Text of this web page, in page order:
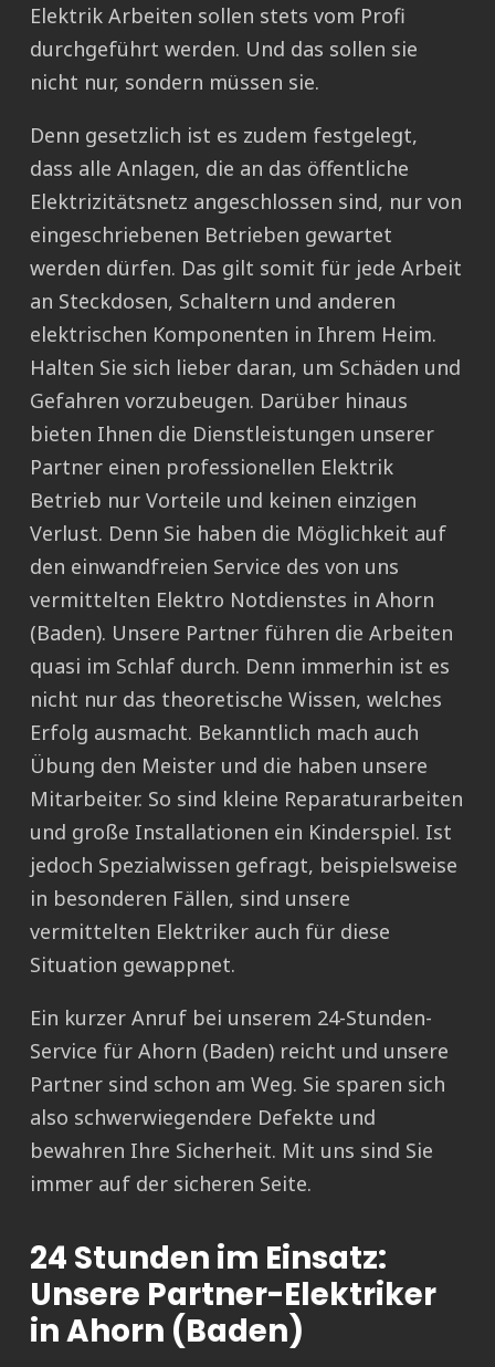
Elektrik Arbeiten sollen stets vom Profi
durchgeführt werden. Und das sollen sie
nicht nur, sondern müssen sie.
Denn gesetzlich ist es zudem festgelegt,
dass alle Anlagen, die an das öffentliche
Elektrizitätsnetz angeschlossen sind, nur von
eingeschriebenen Betrieben gewartet
werden dürfen. Das gilt somit für jede Arbeit
an Steckdosen, Schaltern und anderen
elektrischen Komponenten in Ihrem Heim.
Halten Sie sich lieber daran, um Schäden und
Gefahren vorzubeugen. Darüber hinaus
bieten Ihnen die Dienstleistungen unserer
Partner einen professionellen Elektrik
Betrieb nur Vorteile und keinen einzigen
Verlust. Denn Sie haben die Möglichkeit auf
den einwandfreien Service des von uns
vermittelten Elektro Notdienstes in Ahorn
(Baden). Unsere Partner führen die Arbeiten
quasi im Schlaf durch. Denn immerhin ist es
nicht nur das theoretische Wissen, welches
Erfolg ausmacht. Bekanntlich mach auch
Übung den Meister und die haben unsere
Mitarbeiter. So sind kleine Reparaturarbeiten
und große Installationen ein Kinderspiel. Ist
jedoch Spezialwissen gefragt, beispielsweise
in besonderen Fällen, sind unsere
vermittelten Elektriker auch für diese
Situation gewappnet.
Ein kurzer Anruf bei unserem 24-Stunden-
Service für Ahorn (Baden) reicht und unsere
Partner sind schon am Weg. Sie sparen sich
also schwerwiegendere Defekte und
bewahren Ihre Sicherheit. Mit uns sind Sie
immer auf der sicheren Seite.
24 Stunden im Einsatz:
Unsere Partner-Elektriker
in Ahorn (Baden)